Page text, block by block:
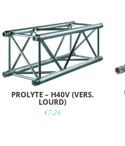
PROLYTE – H40V (VERS.
LOURD)
€7,26